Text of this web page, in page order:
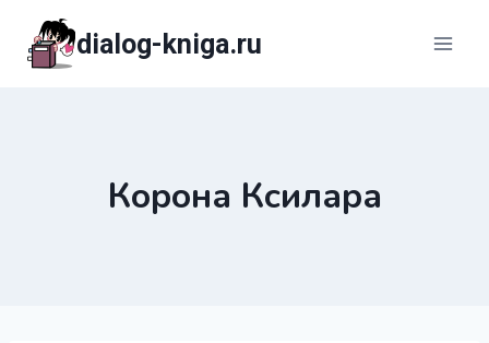
содержимому
dialog-kniga.ru
Корона Ксилара